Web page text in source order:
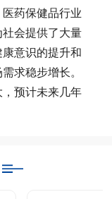
药保健品行业
会提供了大量
意识的提升和
求稳步增长。
预计未来几年